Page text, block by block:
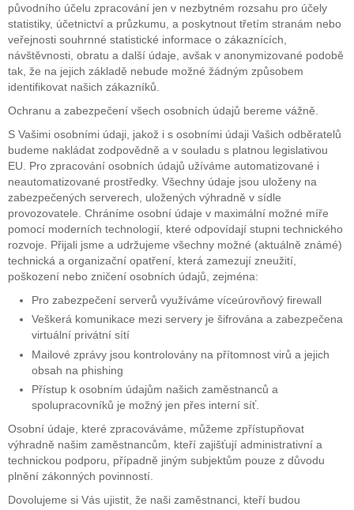
původního účelu zpracování jen v nezbytném rozsahu pro účely
statistiky, účetnictví a průzkumu, a poskytnout třetím stranám nebo
veřejnosti souhrnné statistické informace o zákaznících,
návštěvnosti, obratu a další údaje, avšak v anonymizované podobě
tak, že na jejich základě nebude možné žádným způsobem
identifikovat našich zákazníků.
Ochranu a zabezpečení všech osobních údajů bereme vážně.
S Vašimi osobními údaji, jakož i s osobními údaji Vašich odběratelů
budeme nakládat zodpovědně a v souladu s platnou legislativou
EU. Pro zpracování osobních údajů užíváme automatizované i
neautomatizované prostředky. Všechny údaje jsou uloženy na
zabezpečených serverech, uložených výhradně v sídle
provozovatele. Chráníme osobní údaje v maximální možné míře
pomocí moderních technologií, které odpovídají stupni technického
rozvoje. Přijali jsme a udržujeme všechny možné (aktuálně známé)
technická a organizační opatření, která zamezují zneužití,
poškození nebo zničení osobních údajů, zejména:
Pro zabezpečení serverů využíváme víceúrovňový firewall
Veškerá komunikace mezi servery je šifrována a zabezpečena
virtuální privátní sítí
Mailové zprávy jsou kontrolovány na přítomnost virů a jejich
obsah na phishing
Přístup k osobním údajům našich zaměstnanců a
spolupracovníků je možný jen přes interní síť.
Osobní údaje, které zpracováváme, můžeme zpřístupňovat
výhradně našim zaměstnancům, kteří zajišťují administrativní a
technickou podporu, případně jiným subjektům pouze z důvodu
plnění zákonných povinností.
Dovolujeme si Vás ujistit, že naši zaměstnanci, kteří budou